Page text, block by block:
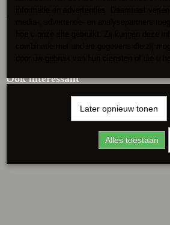
Ook interessant
Later opnieuw tonen
Alles toestaan